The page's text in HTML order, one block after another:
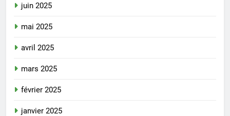
juin 2025
mai 2025
avril 2025
mars 2025
février 2025
janvier 2025